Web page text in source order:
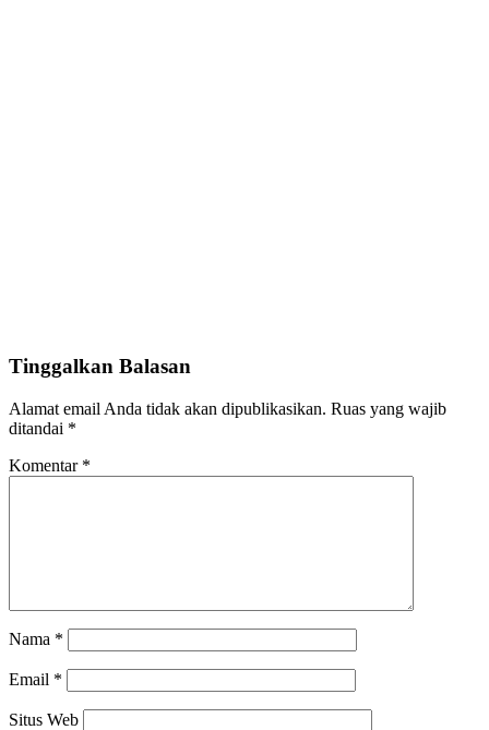
Tinggalkan Balasan
Alamat email Anda tidak akan dipublikasikan. Ruas yang wajib
ditandai *
Komentar *
Nama *
Email *
Situs Web